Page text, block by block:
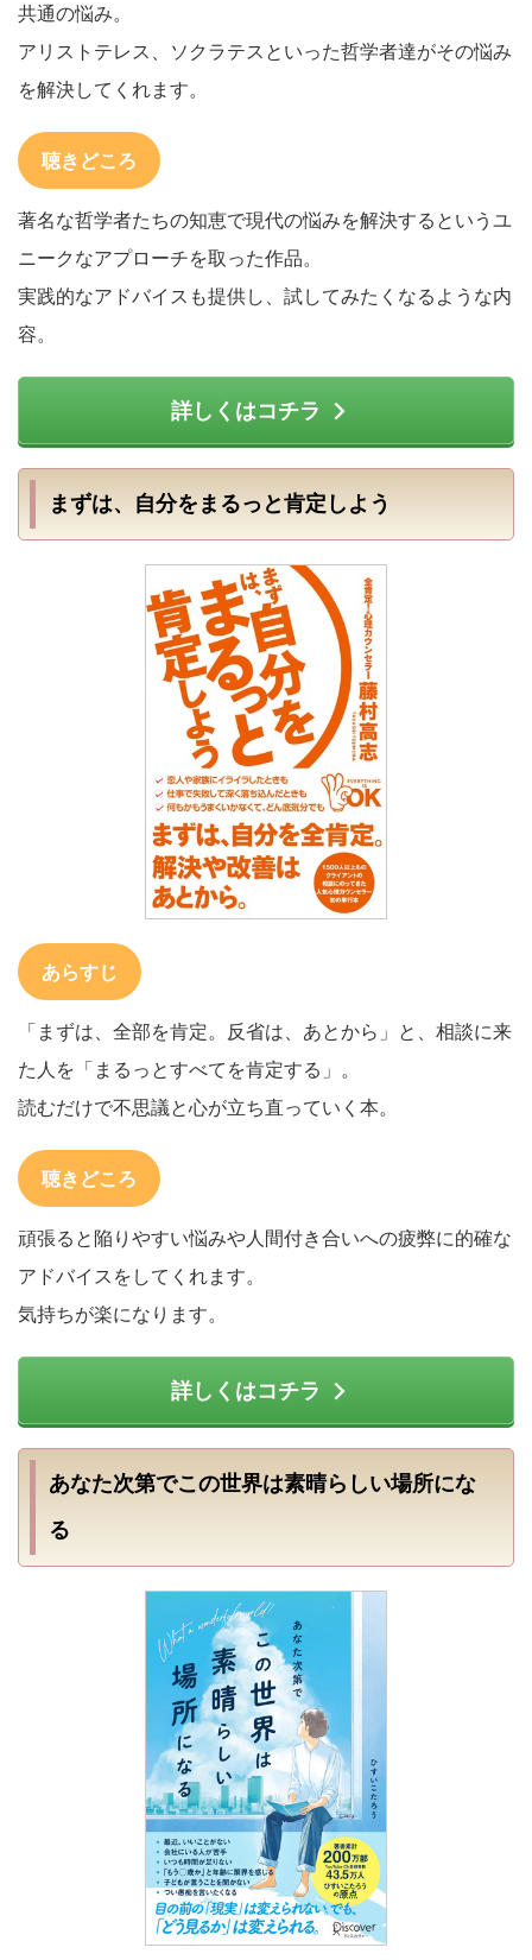
共通の悩み。
アリストテレス、ソクラテスといった哲学者達がその悩み
を解決してくれます。
聴きどころ
著名な哲学者たちの知恵で現代の悩みを解決するというユ
ニークなアプローチを取った作品。
実践的なアドバイスも提供し、試してみたくなるような内
容。
詳しくはコチラ
まずは、自分をまるっと肯定しよう
あらすじ
「まずは、全部を肯定。反省は、あとから」と、相談に来
た人を「まるっとすべてを肯定する」。
読むだけで不思議と心が立ち直っていく本。
聴きどころ
頑張ると陥りやすい悩みや人間付き合いへの疲弊に的確な
アドバイスをしてくれます。
気持ちが楽になります。
詳しくはコチラ
あなた次第でこの世界は素晴らしい場所にな
る